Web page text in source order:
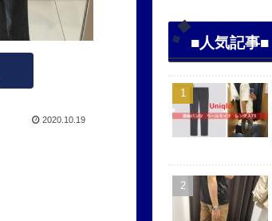
2020.10.19
■人気記事■